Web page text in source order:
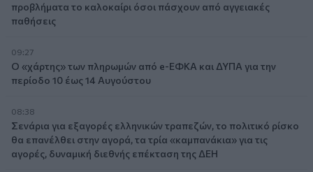
προβλήματα το καλοκαίρι όσοι πάσχουν από αγγειακές
παθήσεις
09:27
Ο «χάρτης» των πληρωμών από e-ΕΦΚΑ και ΔΥΠΑ για την
περίοδο 10 έως 14 Αυγούστου
08:38
Σενάρια για εξαγορές ελληνικών τραπεζών, το πολιτικό ρίσκο
θα επανέλθει στην αγορά, τα τρία «καμπανάκια» για τις
αγορές, δυναμική διεθνής επέκταση της ΔΕΗ